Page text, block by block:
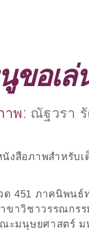
ขอเล่
าพ: ณัฐวรา
งสือภาพสำหรับเ
ด 451 ภาคนิพนธ์
ขาวิชาวรรณกรร
ะมนุษยศาสตร์ ม